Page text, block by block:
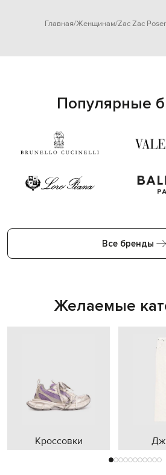
Главная Женщинам Zac Zac
Популярные
Все бренды
Желаемые
Кроссовки